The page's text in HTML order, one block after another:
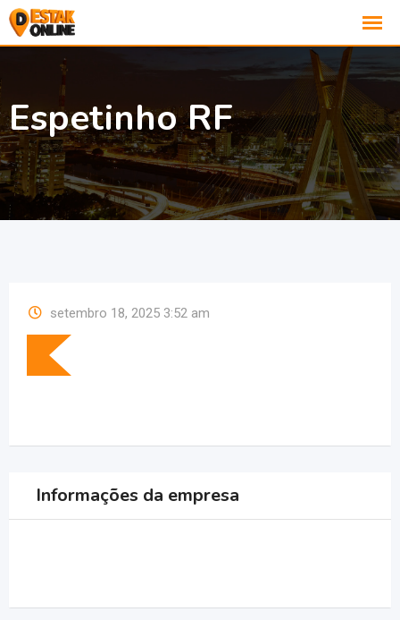
Espetinho RF
setembro 18, 2025 3:52 am
Informações da empresa